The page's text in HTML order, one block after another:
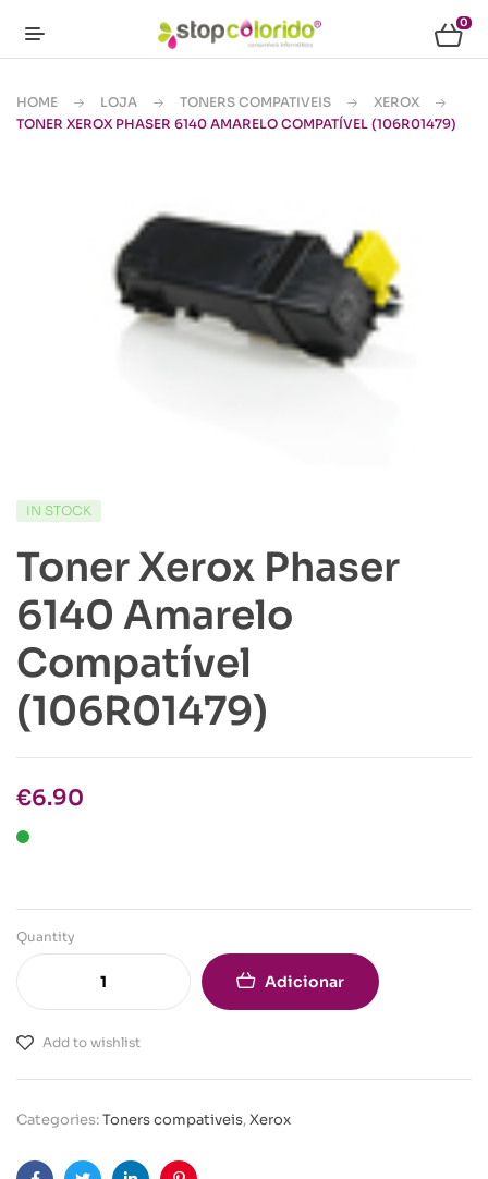
0
HOME LOJA TONERS COMPATIVEIS
XEROX
TONER XEROX PHASER 6140 AMARELO COMPATÍVEL (106R01479)
IN STOCK
Toner Xerox Phaser
6140 Amarelo
Compatível
(106R01479)
€6.90
Quantity
Adicionar
Add to wishlist
Categories:Toners compativeis,Xerox